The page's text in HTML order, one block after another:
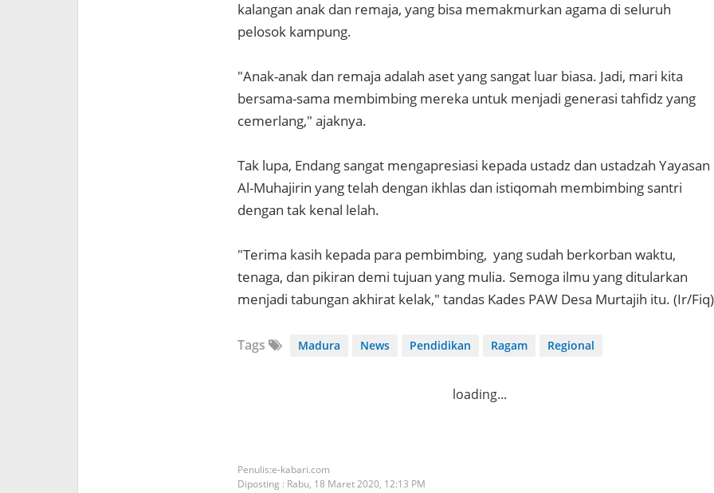
kalangan anak dan remaja, yang bisa memakmurkan agama di seluruh
pelosok kampung.
"Anak-anak dan remaja adalah aset yang sangat luar biasa. Jadi, mari kita
bersama-sama membimbing mereka untuk menjadi generasi tahfidz yang
cemerlang," ajaknya.
Tak lupa, Endang sangat mengapresiasi kepada ustadz dan ustadzah Yayasan
Al-Muhajirin yang telah dengan ikhlas dan istiqomah membimbing santri
dengan tak kenal lelah.
"Terima kasih kepada para pembimbing, yang sudah berkorban waktu,
tenaga, dan pikiran demi tujuan yang mulia. Semoga ilmu yang ditularkan
menjadi tabungan akhirat kelak," tandas Kades PAW Desa Murtajih itu. (Ir/Fiq)
Tags Madura News Pendidikan Ragam Regional
loading...
e-kabari.com
Diposting : Rabu, 18 Maret 2020, 12:13 PM